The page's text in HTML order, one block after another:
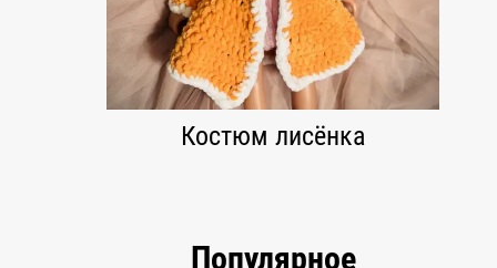
Костюм лисёнка
Популярное